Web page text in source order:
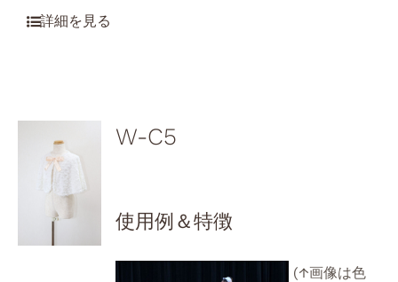
W-C5
使用例＆特徴
(↑画像は色